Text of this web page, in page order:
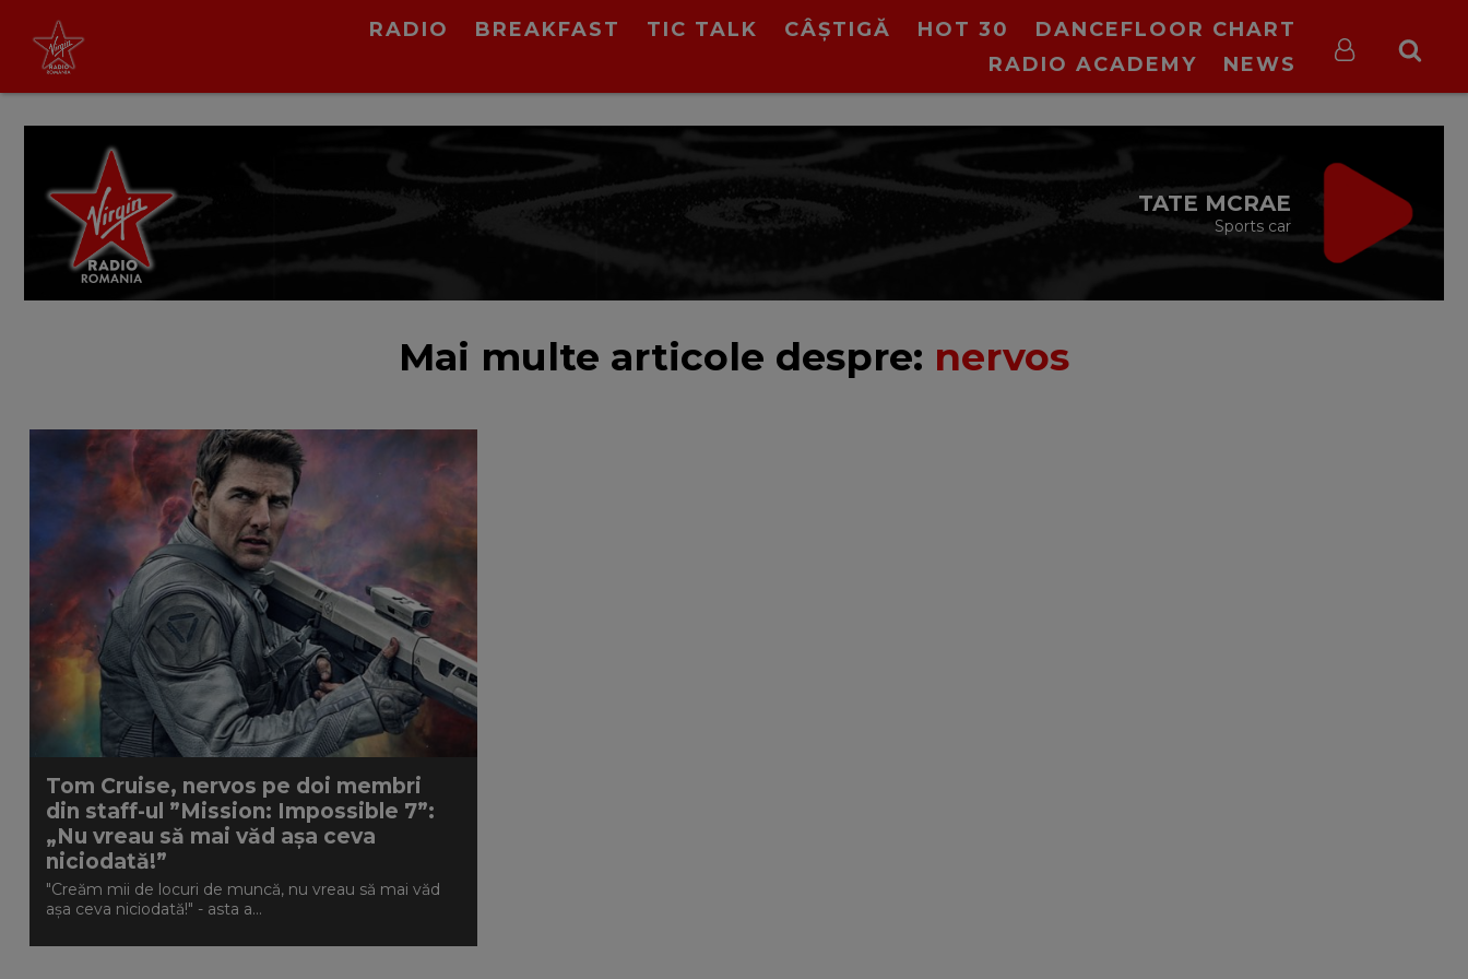
RADIO BREAKFAST TIC TALK CÂȘTIGĂ HOT 30
DANCEFLOOR CHART
RADIO ACADEMY
NEWS
TATE MCRAE
Sports car
Mai multe articole despre: nervos
Tom Cruise, nervos pe doi membri
din staff-ul ”Mission: Impossible 7”:
„Nu vreau să mai văd așa ceva
niciodată!”
"Creăm mii de locuri de muncă, nu vreau să mai văd
așa ceva niciodată!" - asta a...